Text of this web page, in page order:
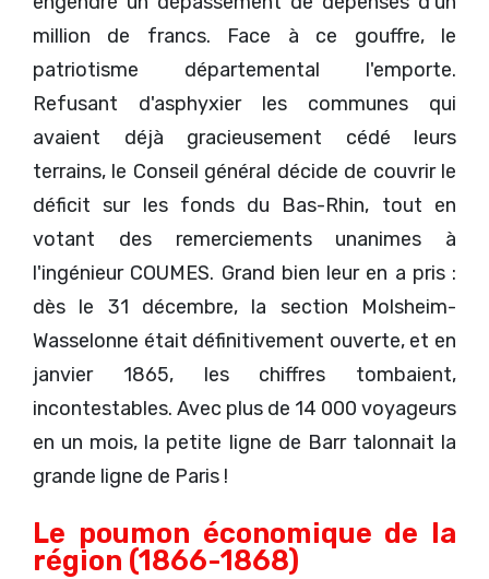
million de francs. Face à ce gouffre, le
patriotisme départemental l'emporte.
Refusant d'asphyxier les communes qui
avaient déjà gracieusement cédé leurs
terrains, le Conseil général décide de couvrir le
déficit sur les fonds du Bas-Rhin, tout en
votant des remerciements unanimes à
l'ingénieur COUMES. Grand bien leur en a pris :
dès le 31 décembre, la section Molsheim-
Wasselonne était définitivement ouverte, et en
janvier 1865, les chiffres tombaient,
incontestables. Avec plus de 14 000 voyageurs
en un mois, la petite ligne de Barr talonnait la
grande ligne de Paris !
Le poumon économique de la
région (1866-1868)